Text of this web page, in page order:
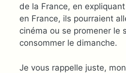
de la France, en
en France, ils pourraient
cinéma ou se promener le
consommer le dimanche.
Je vous rappelle juste,